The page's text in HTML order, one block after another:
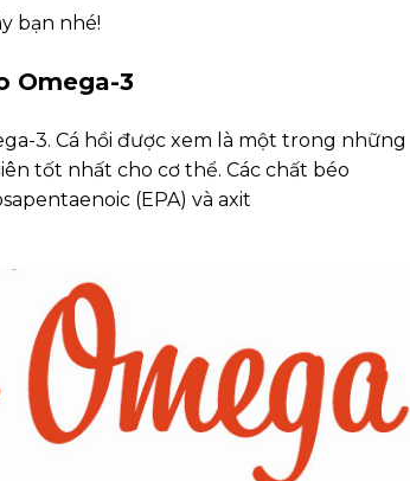
bạn nhé!
Omega-3
3. Cá hồi được xem là một trong những
tốt nhất cho cơ thể. Các chất béo
(EPA) và axit